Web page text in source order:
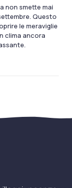
non smette mai
Questo
le meraviglie
clima ancora